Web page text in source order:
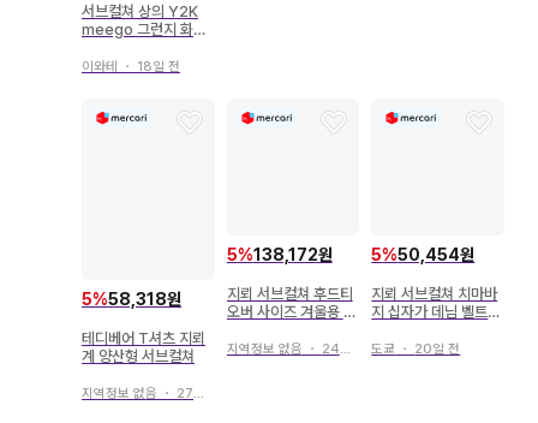
서브컬쳐 상의 Y2K
meego 그런지 화이
이와테 ・ 18일 전
5%58,318원
테디베어 T셔츠 지뢰
계 양산형 서브컬쳐
지역정보 없음 ・ 27일 전
5%138,172원
지뢰 서브컬쳐 후드티
오버 사이즈 겨울용 V
TE
지역정보 없음 ・ 24일 전
5%50,454원
지뢰 서브컬쳐 치마바
지 십자가 데님 벨트
k
도쿄 ・ 20일 전